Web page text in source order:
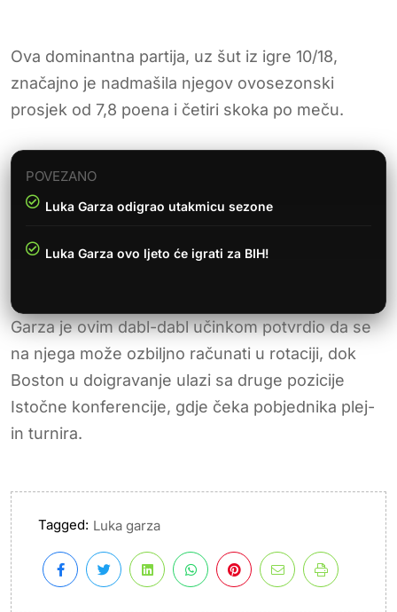
Ova dominantna partija, uz šut iz igre 10/18,
značajno je nadmašila njegov ovosezonski
prosjek od 7,8 poena i četiri skoka po meču.
POVEZANO
Luka Garza odigrao utakmicu sezone
Luka Garza ovo ljeto će igrati za BIH!
Garza je ovim dabl-dabl učinkom potvrdio da se
na njega može ozbiljno računati u rotaciji, dok
Boston u doigravanje ulazi sa druge pozicije
Istočne konferencije, gdje čeka pobjednika plej-
in turnira.
Tagged: Luka garza